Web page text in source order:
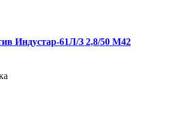
Индустар-61Л/З 2,8/50 М42